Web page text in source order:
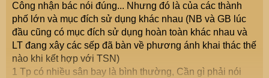
r
Công nhận bác nói đúng... Nhưng đó là của các thành
phố lớn và mục đích sử dụng khác nhau (NB và GB lúc
đầu cũng có mục đích sử dụng hoàn toàn khác nhau và
LT đang xây các sếp đã bàn về phương ánh khai thác thế
nào khi kết hợp với TSN)
1 Tp có nhiều sân bay là bình thường, Cần gì phải nói